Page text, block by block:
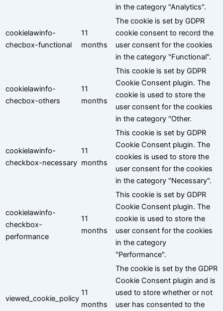
in the category "Analytics".
cookielawinfo-
checbox-functional
11
months
The cookie is set by GDPR
cookie consent to record the
user consent for the cookies
in the category "Functional".
cookielawinfo-
checbox-others
11
months
This cookie is set by GDPR
Cookie Consent plugin. The
cookie is used to store the
user consent for the cookies
in the category "Other.
cookielawinfo-
checkbox-necessary
11
months
This cookie is set by GDPR
Cookie Consent plugin. The
cookies is used to store the
user consent for the cookies
in the category "Necessary".
cookielawinfo-
checkbox-
performance
11
months
This cookie is set by GDPR
Cookie Consent plugin. The
cookie is used to store the
user consent for the cookies
in the category
"Performance".
viewed_cookie_policy
11
months
The cookie is set by the GDPR
Cookie Consent plugin and is
used to store whether or not
user has consented to the